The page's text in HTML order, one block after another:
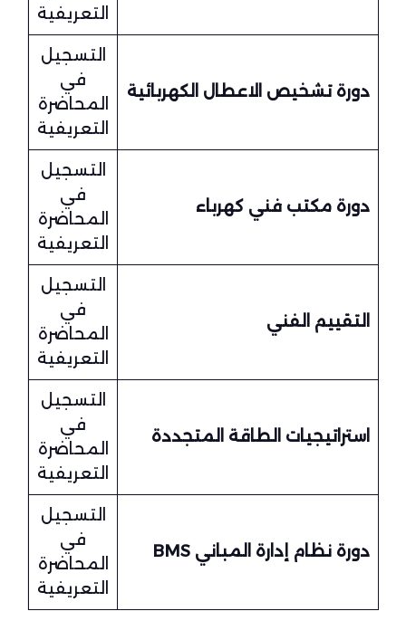
التعريفية
دورة تشخيص الاعطال الكهربائية
التسجيل
في
المحاضرة
التعريفية
دورة مكتب فني كهرباء
التسجيل
في
المحاضرة
التعريفية
التقييم الفني
التسجيل
في
المحاضرة
التعريفية
استراتيجيات الطاقة المتجددة
التسجيل
في
المحاضرة
التعريفية
دورة نظام إدارة المباني BMS
التسجيل
في
المحاضرة
التعريفية